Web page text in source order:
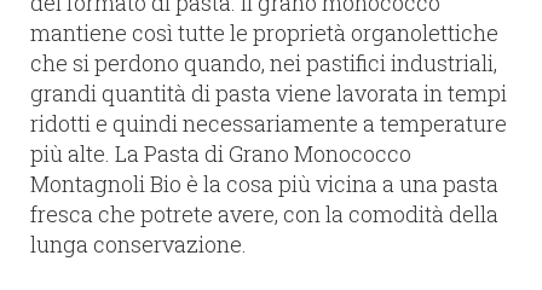
mantiene così tutte le proprietà organolettiche
che si perdono quando, nei pastifici industriali,
grandi quantità di pasta viene lavorata in tempi
ridotti e quindi necessariamente a temperature
più alte. La Pasta di Grano Monococco
Montagnoli Bio è la cosa più vicina a una pasta
fresca che potrete avere, con la comodità della
lunga conservazione.